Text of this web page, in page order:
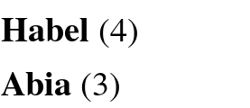
Habel (4)
Abia (3)